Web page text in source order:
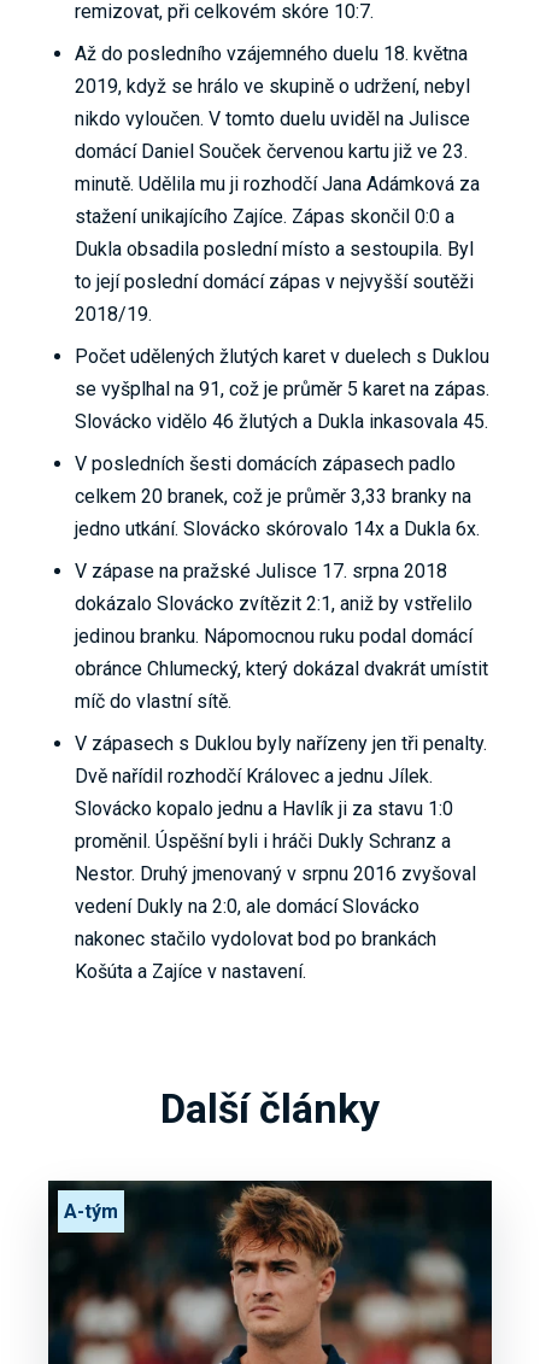
remizovat, při celkovém skóre 10:7.
Až do posledního vzájemného duelu 18. května
2019, když se hrálo ve skupině o udržení, nebyl
nikdo vyloučen. V tomto duelu uviděl na Julisce
domácí Daniel Souček červenou kartu již ve 23.
minutě. Udělila mu ji rozhodčí Jana Adámková za
stažení unikajícího Zajíce. Zápas skončil 0:0 a
Dukla obsadila poslední místo a sestoupila. Byl
to její poslední domácí zápas v nejvyšší soutěži
2018/19.
Počet udělených žlutých karet v duelech s Duklou
se vyšplhal na 91, což je průměr 5 karet na zápas.
Slovácko vidělo 46 žlutých a Dukla inkasovala 45.
V posledních šesti domácích zápasech padlo
celkem 20 branek, což je průměr 3,33 branky na
jedno utkání. Slovácko skórovalo 14x a Dukla 6x.
V zápase na pražské Julisce 17. srpna 2018
dokázalo Slovácko zvítězit 2:1, aniž by vstřelilo
jedinou branku. Nápomocnou ruku podal domácí
obránce Chlumecký, který dokázal dvakrát umístit
míč do vlastní sítě.
V zápasech s Duklou byly nařízeny jen tři penalty.
Dvě nařídil rozhodčí Královec a jednu Jílek.
Slovácko kopalo jednu a Havlík ji za stavu 1:0
proměnil. Úspěšní byli i hráči Dukly Schranz a
Nestor. Druhý jmenovaný v srpnu 2016 zvyšoval
vedení Dukly na 2:0, ale domácí Slovácko
nakonec stačilo vydolovat bod po brankách
Košúta a Zajíce v nastavení.
Další články
A-tým